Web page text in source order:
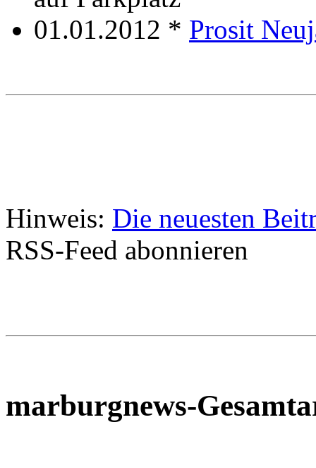
01.01.2012 * Prosit
Hinweis: Die neuesten
RSS-Feed abonnieren
marburgnews-